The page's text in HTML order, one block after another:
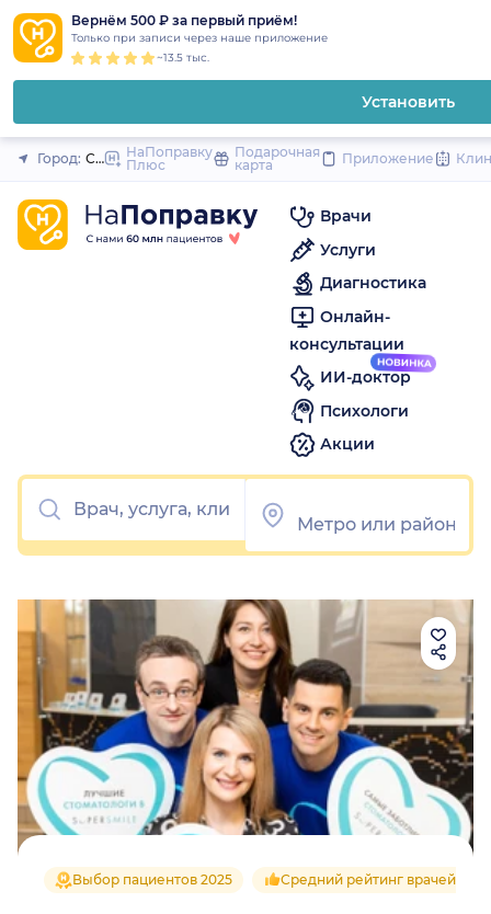
Вернём 500 ₽ за первый приём!
Только при записи через наше приложение
~13.5 тыс.
Установить
Закрыть
Город: Санкт-Петербург
НаПоправку
Плюс
Подарочная
карта
Приложение
Врачи
Услуги
Диагностика
Онлайн-
консультации
ИИ-доктор
Психологи
Акции
Выбор пациентов 2025 Средний рейтинг врачей 4.8